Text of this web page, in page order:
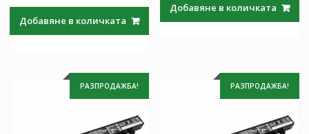
97.97 лв..57.64 лв..
Добавяне в количката
97.97 лв..57.64
Добавяне в количката
РАЗПРОДАЖБА! РАЗПРОДАЖБА!